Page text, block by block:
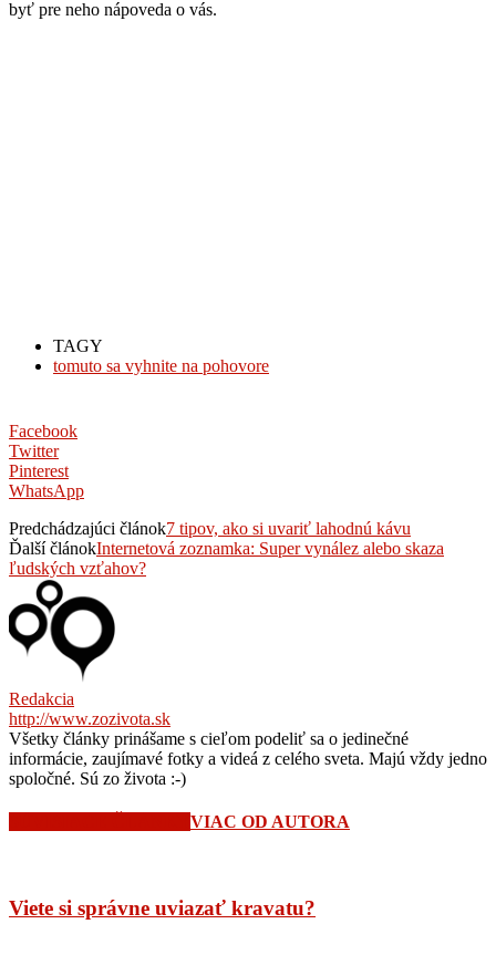
byť pre neho nápoveda o vás.
TAGY
tomuto sa vyhnite na pohovore
Facebook
Twitter
Pinterest
WhatsApp
Predchádzajúci článok7 tipov, ako si uvariť lahodnú kávu
Ďalší článokInternetová zoznamka: Super vynález alebo skaza
ľudských vzťahov?
Redakcia
http://www.zozivota.sk
Všetky články prinášame s cieľom podeliť sa o jedinečné
informácie, zaujímavé fotky a videá z celého sveta. Majú vždy jedno
spoločné. Sú zo života :-)
VIAC OD AUTORA
Viete si správne uviazať kravatu?